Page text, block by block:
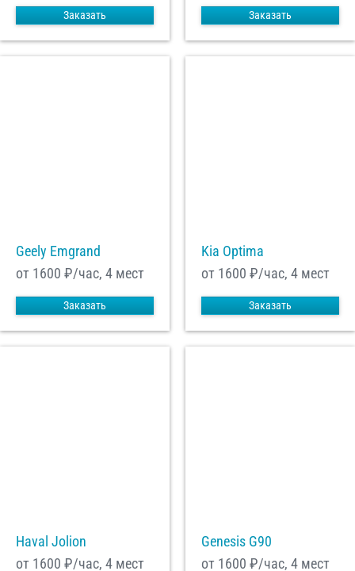
Заказать Заказать
Geely Emgrand
от 1600 ₽/час, 4 мест
Заказать
Kia Optima
от 1600 ₽/час, 4 мест
Заказать
Haval Jolion
от 1600 ₽/час, 4 мест
Genesis G90
от 1600 ₽/час, 4 мест